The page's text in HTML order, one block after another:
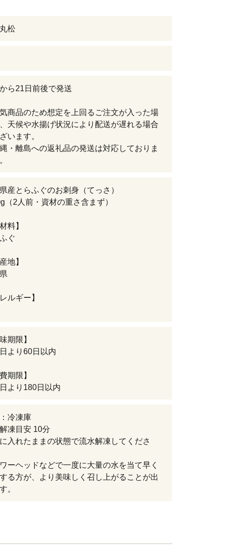
松
ら21日前後で発送
商品のため想定を上回るご注文が入った場
天候や水揚げ状況により配送が遅れる場合
います。
・離島への返礼品の発送は対応しておりま
産とらふぐのお刺身（てっさ）
（2人前・資材の重さ含まず）
料】
ぐ
地】
ルギー】
期限】
より60日以内
期限】
より180日以内
冷凍庫
凍目安 10分
入れたままの状態で流水解凍してくださ
ーヘッドなどで一度に大量の水を当て早く
る方が、より美味しく召し上がることが出
。